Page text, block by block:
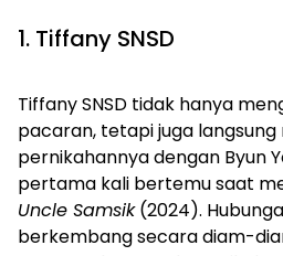
1. Tiffany SNSD
Tiffany SNSD tidak hanya
pacaran, tetapi juga
pernikahannya dengan Byun
pertama kali bertemu saat
Uncle Samsik(2024).
berkembang secara diam-